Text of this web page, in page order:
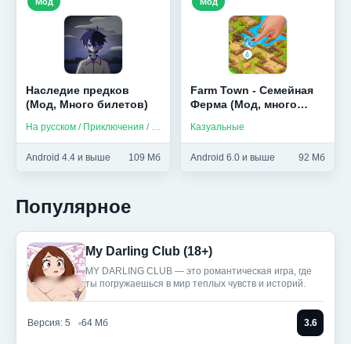
Наследие предков
(Мод, Много билетов)
На русском / Приключения / Платные
Android 4.4 и выше 109 Мб
Farm Town - Семейная
Ферма (Мод, много
Казуальные
Android 6.0 и выше 92 Мб
Популярное
My Darling Club (18+)
MY DARLING CLUB — это романтическая игра, где
ты погружаешься в мир теплых чувств и историй.
Версия: 5 64 Мб 3.6